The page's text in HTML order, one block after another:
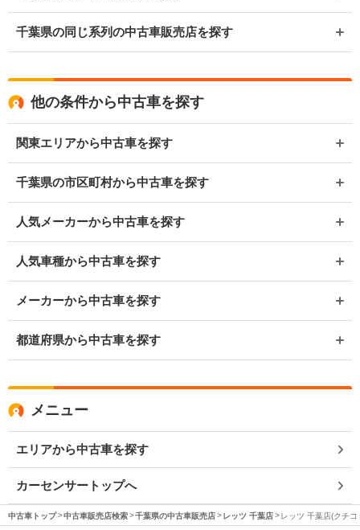
千葉県の同じ系列の中古車販売店を探す
他の条件から中古車を探す
関東エリアから中古車を探す
千葉県の市区町村から中古車を探す
人気メーカーから中古車を探す
人気車種から中古車を探す
メーカーから中古車を探す
都道府県から中古車を探す
メニュー
エリアから中古車を探す
カーセンサートップへ
中古車トップ 中古車販売店検索 千葉県の中古車販売店 レッツ 千葉店 レッツ 千葉店(クチコ